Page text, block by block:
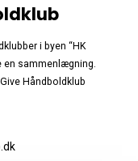
i byen “HK
en sammenlægning.
Håndboldklub